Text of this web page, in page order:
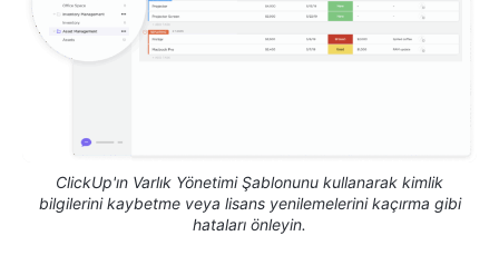
ClickUp'ın Varlık Yönetimi Şablonunu kullanarak kimlik
bilgilerini kaybetme veya lisans yenilemelerini kaçırma gibi
hataları önleyin.